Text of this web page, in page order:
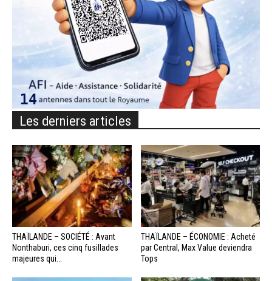
Les derniers articles
THAÏLANDE – SOCIÉTÉ : Avant
Nonthaburi, ces cinq fusillades
majeures qui...
THAÏLANDE – ÉCONOMIE : Acheté
par Central, Max Value deviendra
Tops